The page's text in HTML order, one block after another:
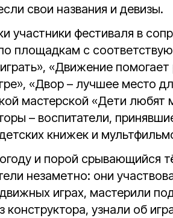
свои названия и девизы.
участники фестиваля в
площадкам с
«Движение помогает
«Двор – лучшее место
мастерской «Дети любят
– воспитатели,
книжек и
и порой срывающийся
незаметно: они
играх, мастерили
узнали об